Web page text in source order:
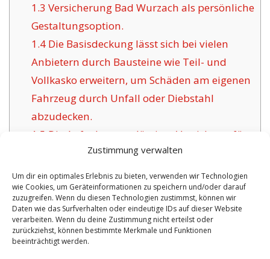
Zustimmung verwalten
Um dir ein optimales Erlebnis zu bieten, verwenden wir Technologien
wie Cookies, um Geräteinformationen zu speichern und/oder darauf
zuzugreifen. Wenn du diesen Technologien zustimmst, können wir
Daten wie das Surfverhalten oder eindeutige IDs auf dieser Website
verarbeiten. Wenn du deine Zustimmung nicht erteilst oder
zurückziehst, können bestimmte Merkmale und Funktionen
beeinträchtigt werden.
1.3 Versicherung Bad Wurzach als persönliche
Gestaltungsoption.
1.4Die Basisdeckung lässt sich bei vielen
Anbietern durch Bausteine wie Teil- und
Vollkasko erweitern, um Schäden am eigenen
Fahrzeug durch Unfall oder Diebstahl
abzudecken.
1.5 Die Aufgabe zuverlässiger Versicherer für
Bad Wurzach:
1.6
Vorteile dieser angebotenen Versicherung
in Bad Wurzach:
1.6.1Zeitgemäße Policen mit
Zertifizierung: